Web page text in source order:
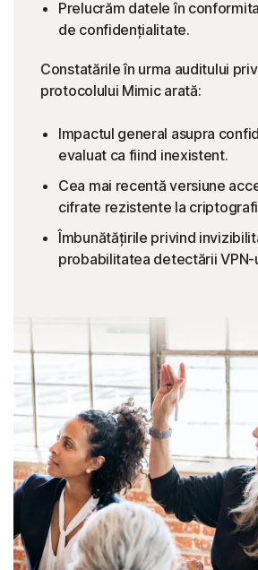
Prelucrăm datele în
de confidențialitate.
Constatările în urma auditului
protocolului Mimic arată:
Impactul general asupra
evaluat ca fiind inexistent.
Cea mai recentă versiune
cifrate rezistente la
Îmbunătățirile privind
probabilitatea detectării VPN-